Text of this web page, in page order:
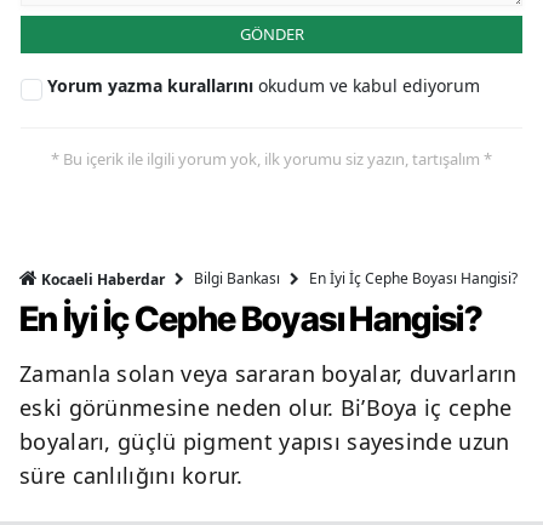
GÖNDER
Yorum yazma kurallarını okudum ve kabul ediyorum
* Bu içerik ile ilgili yorum yok, ilk yorumu siz yazın, tartışalım *
Kocaeli Haberdar Bilgi Bankası En İyi İç Cephe Boyası Hangisi?
En İyi İç Cephe Boyası Hangisi?
Zamanla solan veya sararan boyalar, duvarların
eski görünmesine neden olur. Bi’Boya iç cephe
boyaları, güçlü pigment yapısı sayesinde uzun
süre canlılığını korur.